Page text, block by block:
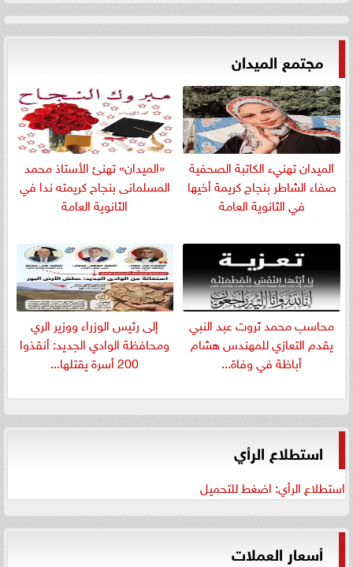
مجتمع الميدان
الميدان تهنيء الكاتبة الصحفية
صفاء الشاطر بنجاج كريمة أخيها
في الثانوية العامة
«الميدان» تهنئ الأستاذ محمد
المسلمانى بنجاح كريمته ندا في
الثانوية العامة
​محاسب محمد ثروت عبد النبي
يقدم التعازي للمهندس هشام
أباظة في وفاة...
إلى رئيس الوزراء ووزير الري
ومحافظة الوادي الجديد: أنقذوا
200 أسرة يقتلها...
استطلاع الرأي
استطلاع الرأي: اضغط للتحميل
أسعار العملات